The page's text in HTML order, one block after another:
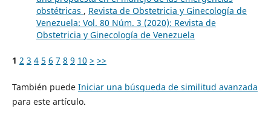
obstétricas , Revista de Obstetricia y Ginecología de
Venezuela: Vol. 80 Núm. 3 (2020): Revista de
Obstetricia y Ginecología de Venezuela
1 2 3 4 5 6 7 8 9 10 > >>
También puede Iniciar una búsqueda de similitud avanzada
para este artículo.